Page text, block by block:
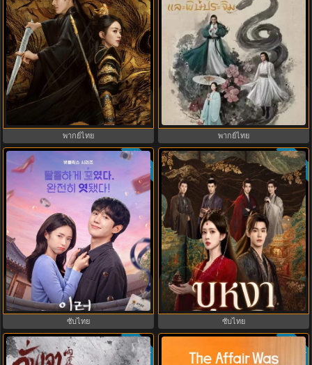
The Legend of ShenLi ปฐพีไร้พ่าย
(2024) พากย์ไทย ซับไทย EP.1-39
พากย์ไทย
มังกรหยก ภาคมารบูรพาและพิษ
ประจิม Duel on Mount Hua พากย์
ไทย
พากย์ไทย
Our Sticky Love รักติดหนึบ (2026)
พากย์ไทย ซับไทย EP.1-12
6.0 ซับไทย
ซับไทย
Blossom of Power (2026) บุหงา
ซ่อนคม พากย์ไทย ซับไทย EP1-36
ซับไทย
ซับไทย
5.0 ซับไทย ซับไทย